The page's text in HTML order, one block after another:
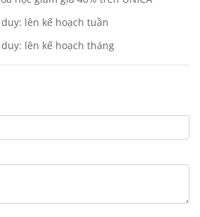
lên kế hoạch tuần
lên kế hoạch tháng